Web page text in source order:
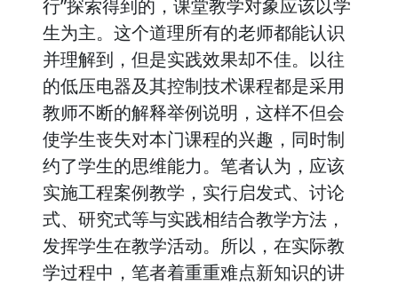
行”探索得到的，课堂教学对象应该以学
生为主。这个道理所有的老师都能认识
并理解到，但是实践效果却不佳。以往
的低压电器及其控制技术课程都是采用
教师不断的解释举例说明，这样不但会
使学生丧失对本门课程的兴趣，同时制
约了学生的思维能力。笔者认为，应该
实施工程案例教学，实行启发式、讨论
式、研究式等与实践相结合教学方法，
发挥学生在教学活动。所以，在实际教
学过程中，笔者着重重难点新知识的讲